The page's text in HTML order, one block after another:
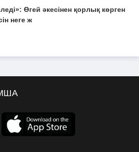
Өгей әкесінен қорлық көрген
неге ж